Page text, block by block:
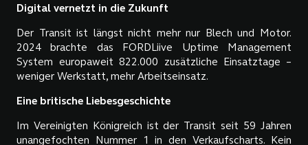
Digital vernetzt in die Zukunft
Der Transit ist längst nicht mehr nur Blech und Motor.
2024 brachte das FORDLiive Uptime Management
System europaweit 822.000 zusätzliche Einsatztage –
weniger Werkstatt, mehr Arbeitseinsatz.
Eine britische Liebesgeschichte
Im Vereinigten Königreich ist der Transit seit 59 Jahren
unangefochten Nummer 1 in den Verkaufscharts. Kein